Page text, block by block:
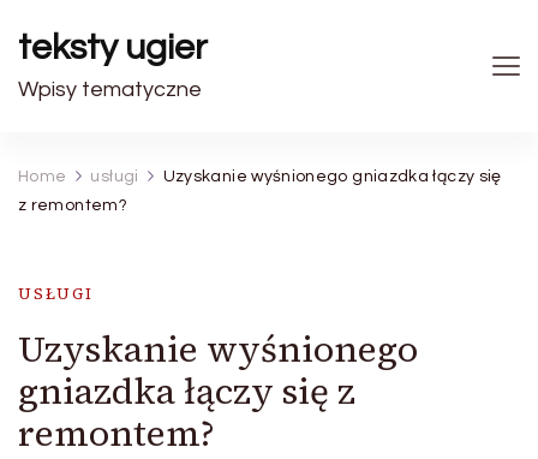
teksty ugier
Wpisy tematyczne
Home usługi
Uzyskanie wyśnionego gniazdka łączy się
z remontem?
USŁUGI
Uzyskanie wyśnionego
gniazdka łączy się z
remontem?